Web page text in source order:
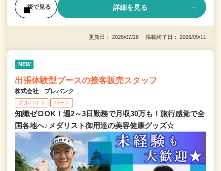
後で見る 詳細を見る
更新日： 2026/07/28 掲載終了日： 2026/09/11
NEW
出張体験型ブースの接客販売スタッフ
株式会社 プレバンク
アルバイト パート
知識ゼロOK！週2～3日勤務で月収30万も！旅行感覚で全
国各地へ♪メダリスト御用達の美容健康グッズ☆